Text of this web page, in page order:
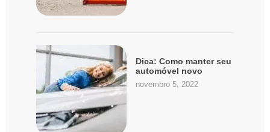
Dica: Como manter seu
automóvel novo
novembro 5, 2022